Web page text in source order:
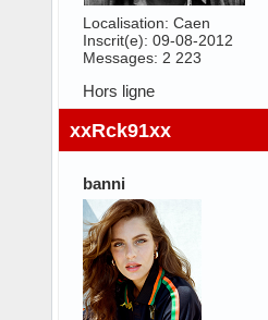
Localisation: Caen
Inscrit(e): 09-08-2012
Messages: 2 223
Hors ligne
xxRck91xx
banni